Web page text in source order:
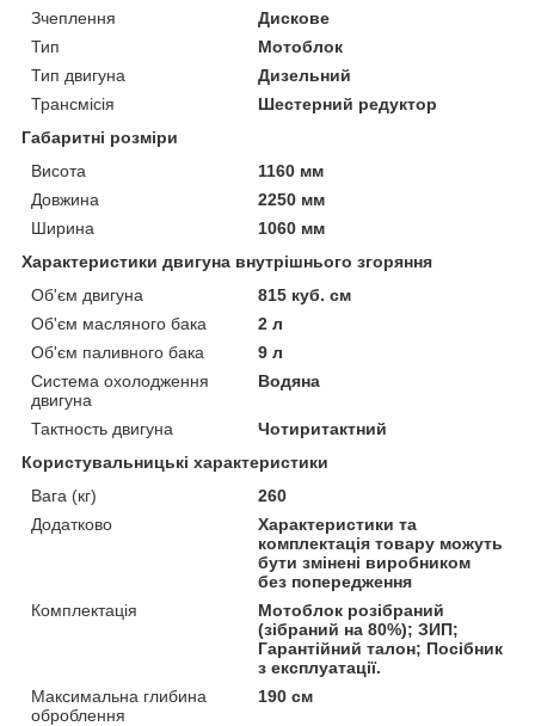
Зчеплення
Дискове
Тип
Мотоблок
Тип двигуна
Дизельний
Трансмісія
Шестерний редуктор
Габаритні розміри
Висота
1160 мм
Довжина
2250 мм
Ширина
1060 мм
Характеристики двигуна внутрішнього згоряння
Об'єм двигуна
815 куб. см
Об'єм масляного бака
2 л
Об'єм паливного бака
9 л
Система охолодження
двигуна
Водяна
Тактность двигуна
Чотиритактний
Користувальницькі характеристики
Вага (кг)
260
Додатково
Характеристики та
комплектація товару можуть
бути змінені виробником
без попередження
Комплектація
Мотоблок розібраний
(зібраний на 80%); ЗИП;
Гарантійний талон; Посібник
з експлуатації.
Максимальна глибина
оброблення
190 см